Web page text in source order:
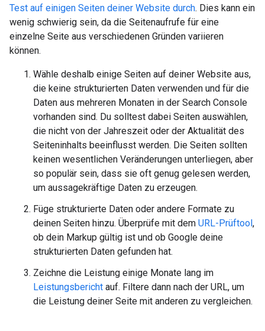
Test auf einigen Seiten deiner Website durch. Dies kann ein
wenig schwierig sein, da die Seitenaufrufe für eine
einzelne Seite aus verschiedenen Gründen variieren
können.
Wähle deshalb einige Seiten auf deiner Website aus,
die keine strukturierten Daten verwenden und für die
Daten aus mehreren Monaten in der Search Console
vorhanden sind. Du solltest dabei Seiten auswählen,
die nicht von der Jahreszeit oder der Aktualität des
Seiteninhalts beeinflusst werden. Die Seiten sollten
keinen wesentlichen Veränderungen unterliegen, aber
so populär sein, dass sie oft genug gelesen werden,
um aussagekräftige Daten zu erzeugen.
Füge strukturierte Daten oder andere Formate zu
deinen Seiten hinzu. Überprüfe mit dem URL-Prüftool,
ob dein Markup gültig ist und ob Google deine
strukturierten Daten gefunden hat.
Zeichne die Leistung einige Monate lang im
Leistungsbericht auf. Filtere dann nach der URL, um
die Leistung deiner Seite mit anderen zu vergleichen.